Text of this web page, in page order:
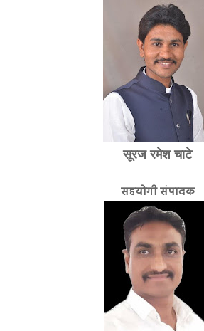
सूरज रमेश चाटे
सहयोगी संपादक